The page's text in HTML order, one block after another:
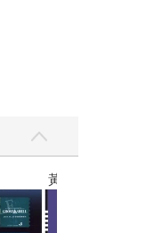
黃色書刊回來了！一起